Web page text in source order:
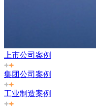
上市公司案例
集团公司案例
工业制造案例